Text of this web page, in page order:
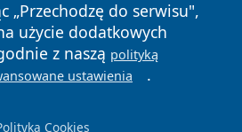
„Przechodzę do serwisu",
użycie dodatkowych
z naszą polityką
ustawienia .
Cookies
Cookies